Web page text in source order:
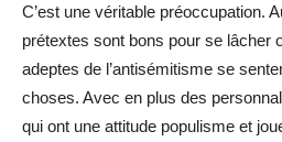
C’est une véritable préoccupation.
prétextes sont bons pour se lâcher
adeptes de l’antisémitisme se
choses. Avec en plus des
qui ont une attitude populisme et